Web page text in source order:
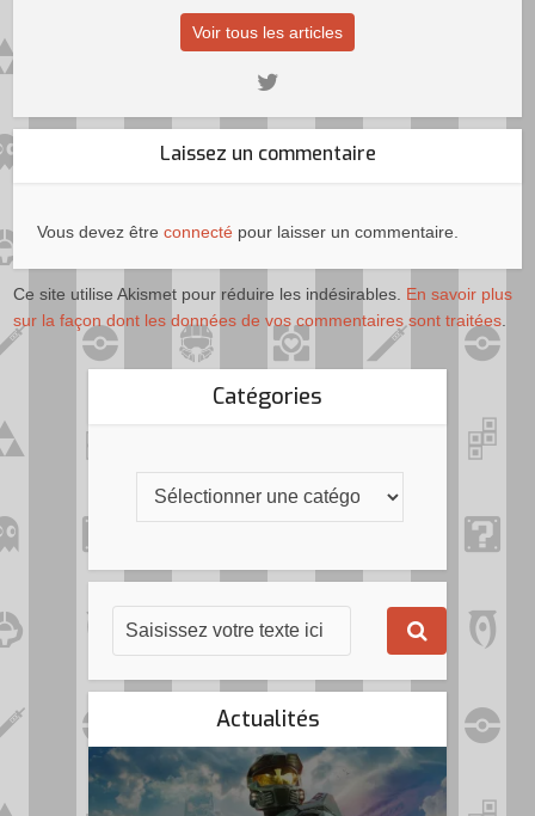
Voir tous les articles
Laissez un commentaire
Vous devez êtreconnecté pour laisser un commentaire.
Ce site utilise Akismet pour réduire les indésirables. En savoir plus
sur la façon dont les données de vos commentaires sont traitées
Catégories
Actualités